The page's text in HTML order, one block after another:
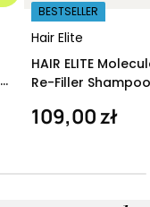
Hair Elite
BESTSELLER
HAIR ELITE
Re-Filler
109,00 zł